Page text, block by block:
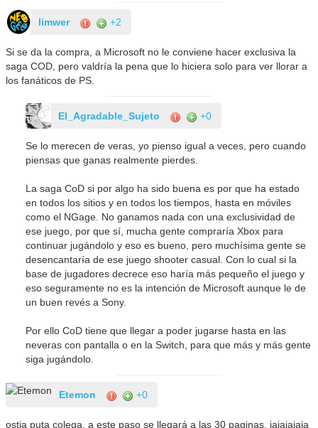
limwer +2
Si se da la compra, a Microsoft no le conviene hacer exclusiva la
saga COD, pero valdría la pena que lo hiciera solo para ver llorar a
los fanáticos de PS.
El_Agradable_Sujeto +0
Se lo merecen de veras, yo pienso igual a veces, pero cuando
piensas que ganas realmente pierdes.
La saga CoD si por algo ha sido buena es por que ha estado
en todos los sitios y en todos los tiempos, hasta en móviles
como el NGage. No ganamos nada con una exclusividad de
ese juego, por que sí, mucha gente compraría Xbox para
continuar jugándolo y eso es bueno, pero muchísima gente se
desencantaría de ese juego shooter casual. Con lo cual si la
base de jugadores decrece eso haría más pequeño el juego y
eso seguramente no es la intención de Microsoft aunque le de
un buen revés a Sony.
Por ello CoD tiene que llegar a poder jugarse hasta en las
neveras con pantalla o en la Switch, para que más y más gente
siga jugándolo.
Etemon +0
ostia puta colega, a este paso se llegará a las 30 paginas. jajajajaja